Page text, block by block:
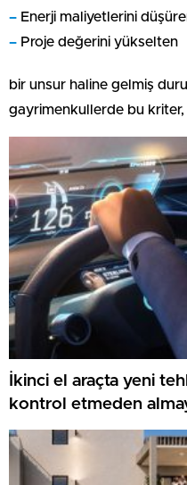
– Enerji maliyetlerini
– Proje değerini yükselten
bir unsur haline gelmiş
gayrimenkullerde bu kriter,
İkinci el araçta yeni
kontrol etmeden